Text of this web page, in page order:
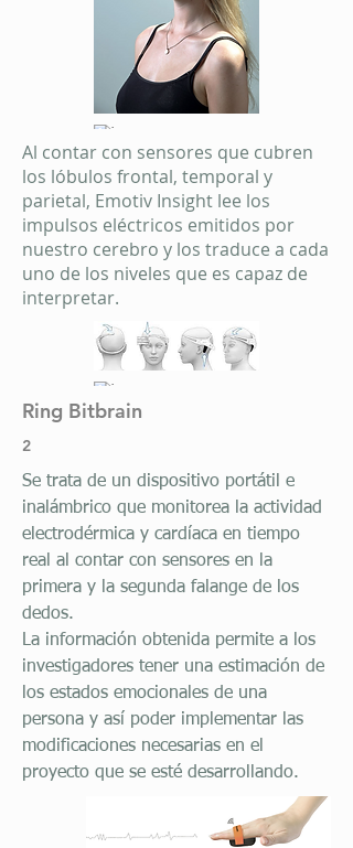
Al contar con sensores que cubren
los lóbulos frontal, temporal y
parietal, Emotiv Insight lee los
impulsos eléctricos emitidos por
nuestro cerebro y los traduce a cada
uno de los niveles que es capaz de
interpretar.
Ring Bitbrain
2
Se trata de un dispositivo portátil e
inalámbrico que monitorea la actividad
electrodérmica y cardíaca en tiempo
real al contar con sensores en la
primera y la segunda falange de los
dedos.
La información obtenida permite a los
investigadores tener una estimación de
los estados emocionales de una
persona y así poder implementar las
modificaciones necesarias en el
proyecto que se esté desarrollando.